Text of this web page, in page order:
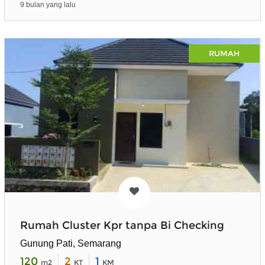
9 bulan yang lalu
RUMAH
Rumah Cluster Kpr tanpa Bi Checking
Gunung Pati, Semarang
120 m2 2 KT 1 KM